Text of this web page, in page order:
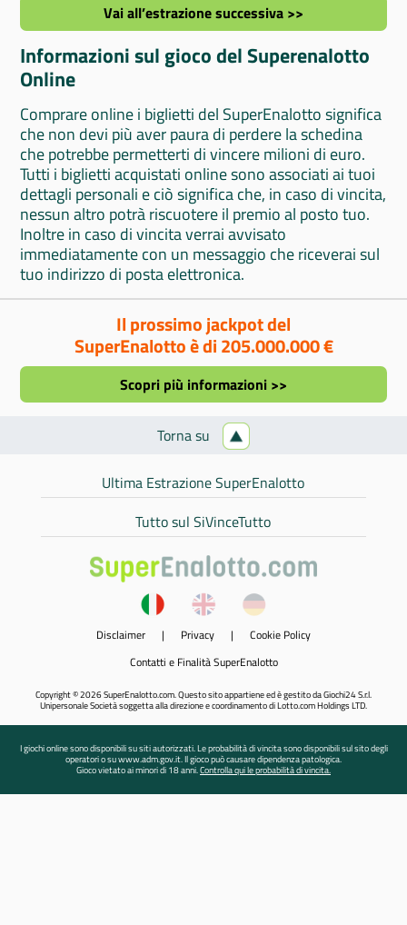
Vai all’estrazione successiva >>
Informazioni sul gioco del Superenalotto
Online
Comprare online i biglietti del SuperEnalotto significa
che non devi più aver paura di perdere la schedina
che potrebbe permetterti di vincere milioni di euro.
Tutti i biglietti acquistati online sono associati ai tuoi
dettagli personali e ciò significa che, in caso di vincita,
nessun altro potrà riscuotere il premio al posto tuo.
Inoltre in caso di vincita verrai avvisato
immediatamente con un messaggio che riceverai sul
tuo indirizzo di posta elettronica.
Il prossimo jackpot del
SuperEnalotto è di 205.000.000 €
Scopri più informazioni >>
Torna su
Ultima Estrazione SuperEnalotto
Tutto sul SiVinceTutto
Disclaimer | Privacy | Cookie Policy
Contatti e Finalità SuperEnalotto
Copyright © 2026 SuperEnalotto.com. Questo sito appartiene ed è gestito da Giochi24 S.r.l.
Unipersonale Società soggetta alla direzione e coordinamento di Lotto.com Holdings LTD.
I giochi online sono disponibili su siti autorizzati. Le probabilità di vincita sono disponibili sul sito degli
operatori o su www.adm.gov.it. Il gioco può causare dipendenza patologica.
Gioco vietato ai minori di 18 anni.Controlla qui le probabilità di vincita.